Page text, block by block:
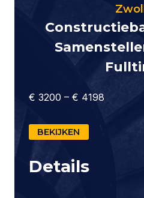
€ 3200 – € 4198
BEKIJKEN
Details